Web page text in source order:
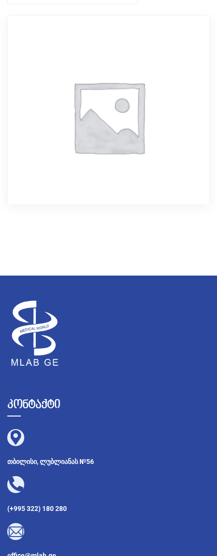
კონტაქტი
თბილისი, ლუბლიანას №56
(+995 322) 180 280